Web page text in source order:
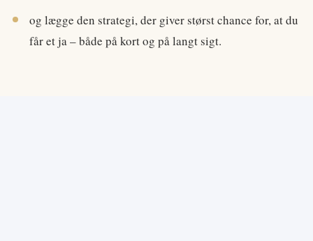
og lægge den strategi, der giver størst chance for, at du
får et ja – både på kort og på langt sigt.